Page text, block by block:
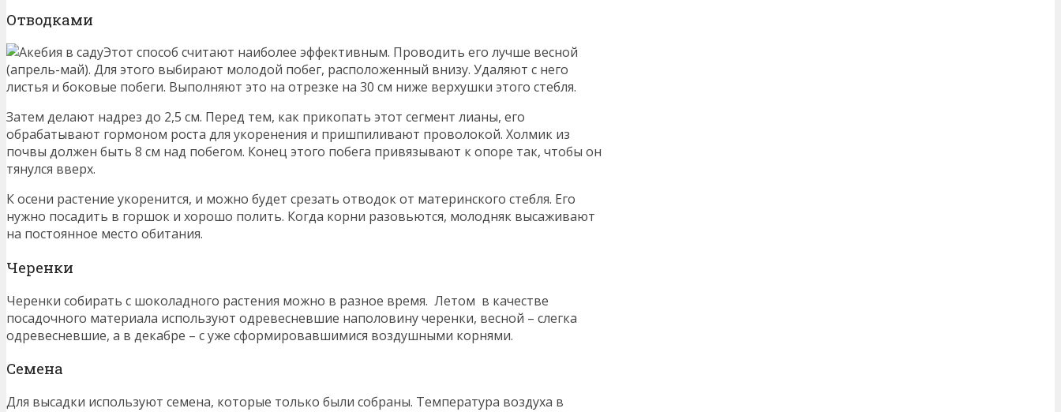
Отводками
Этот способ считают наиболее эффективным. Проводить его лучше весной
(апрель-май). Для этого выбирают молодой побег, расположенный внизу. Удаляют с него
листья и боковые побеги. Выполняют это на отрезке на 30 см ниже верхушки этого стебля.
Затем делают надрез до 2,5 см. Перед тем, как прикопать этот сегмент лианы, его
обрабатывают гормоном роста для укоренения и пришпиливают проволокой. Холмик из
почвы должен быть 8 см над побегом. Конец этого побега привязывают к опоре так, чтобы он
тянулся вверх.
К осени растение укоренится, и можно будет срезать отводок от материнского стебля. Его
нужно посадить в горшок и хорошо полить. Когда корни разовьются, молодняк высаживают
на постоянное место обитания.
Черенки
Черенки собирать с шоколадного растения можно в разное время. Летом в качестве
посадочного материала используют одревесневшие наполовину черенки, весной – слегка
одревесневшие, а в декабре – с уже сформировавшимися воздушными корнями.
Семена
Для высадки используют семена, которые только были собраны. Температура воздуха в